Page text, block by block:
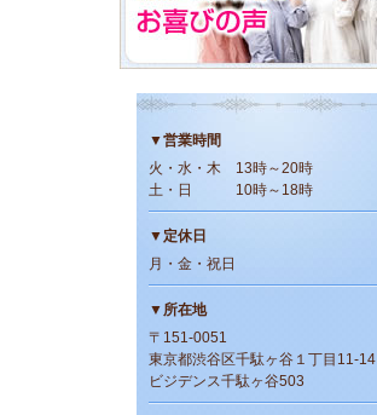
▼営業時間
火・水・木 13時～20時
土・日 10時～18時
▼定休日
月・金・祝日
▼所在地
〒151-0051
東京都渋谷区千駄ヶ谷１丁目11-14
ビジデンス千駄ヶ谷503